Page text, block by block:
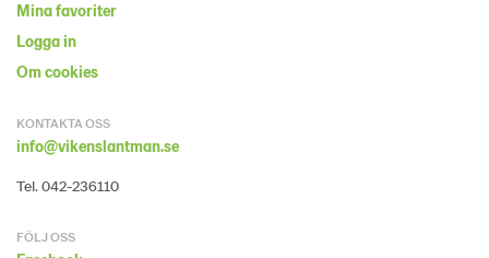
Mina favoriter
Logga in
Om cookies
KONTAKTA OSS
info@vikenslantman.se
Tel. 042-236110
FÖLJ OSS